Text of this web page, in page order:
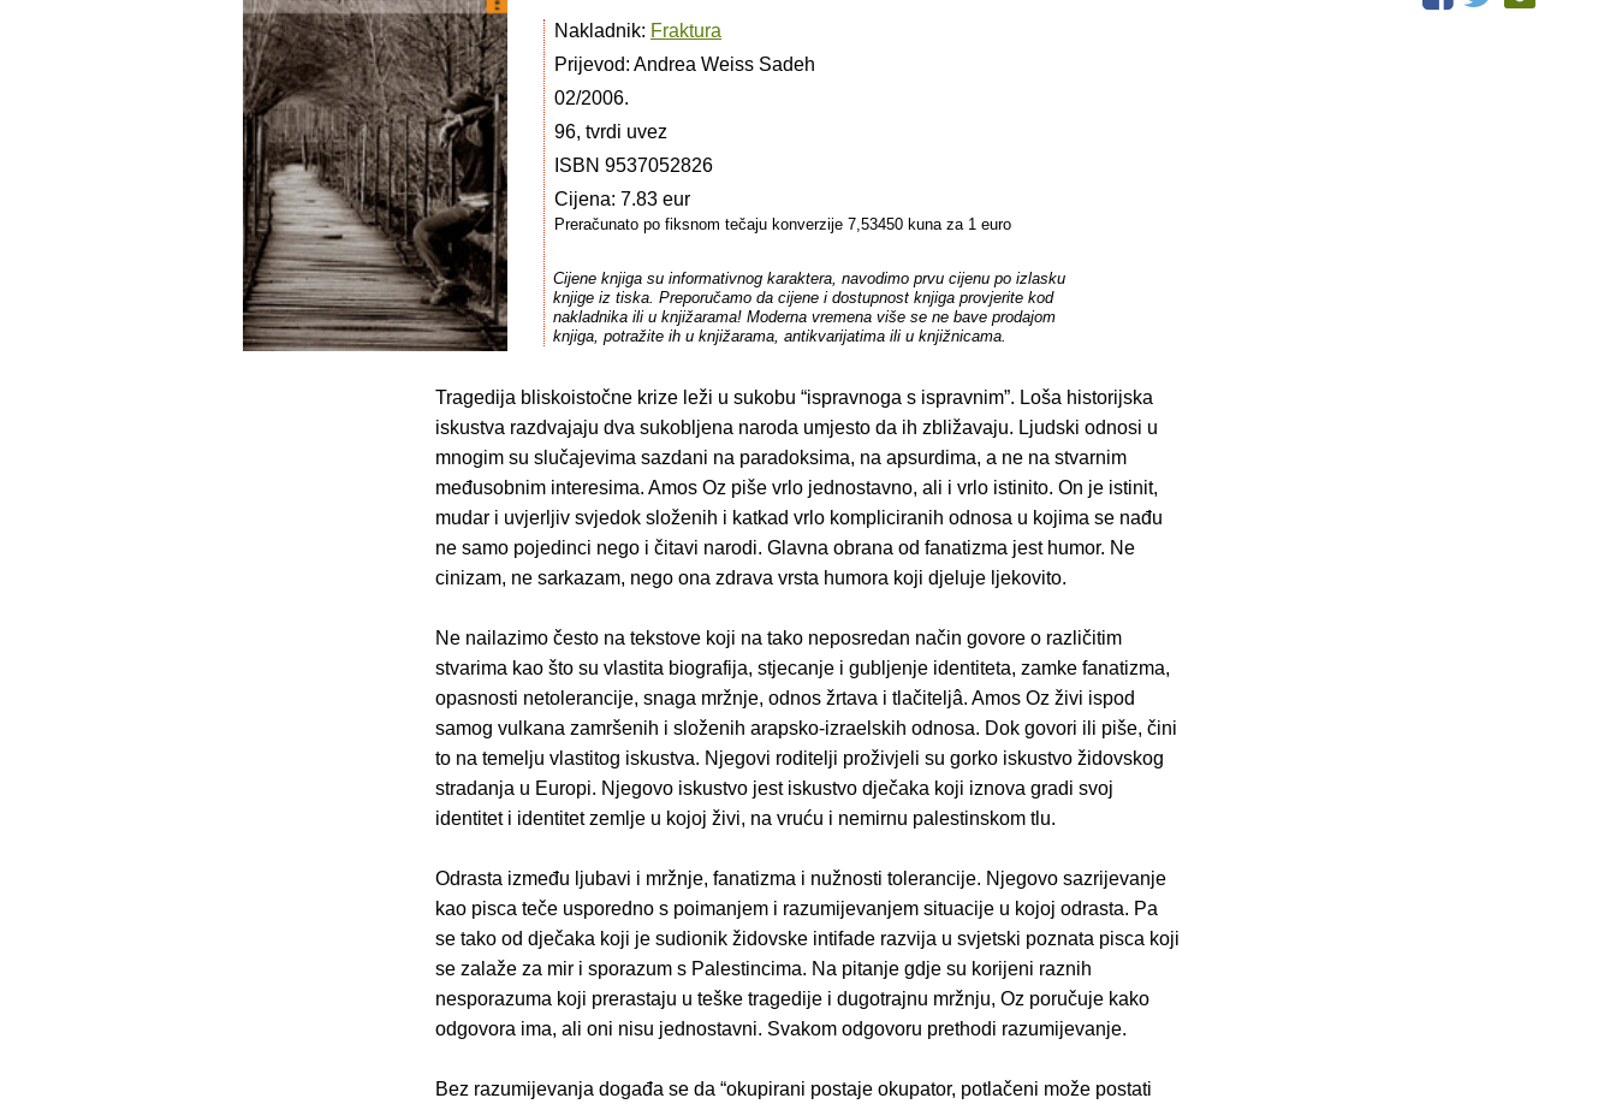
Nakladnik: Fraktura
Prijevod: Andrea Weiss Sadeh
02/2006.
96, tvrdi uvez
ISBN 9537052826
Cijena: 7.83 eur
Preračunato po fiksnom tečaju konverzije 7,53450 kuna za 1 euro
Cijene knjiga su informativnog karaktera, navodimo prvu cijenu po izlasku
knjige iz tiska. Preporučamo da cijene i dostupnost knjiga provjerite kod
nakladnika ili u knjižarama! Moderna vremena više se ne bave prodajom
knjiga, potražite ih u knjižarama, antikvarijatima ili u knjižnicama.
Tragedija bliskoistočne krize leži u sukobu “ispravnoga s ispravnim”. Loša historijska
iskustva razdvajaju dva sukobljena naroda umjesto da ih zbližavaju. Ljudski odnosi u
mnogim su slučajevima sazdani na paradoksima, na apsurdima, a ne na stvarnim
međusobnim interesima. Amos Oz piše vrlo jednostavno, ali i vrlo istinito. On je istinit,
mudar i uvjerljiv svjedok složenih i katkad vrlo kompliciranih odnosa u kojima se nađu
ne samo pojedinci nego i čitavi narodi. Glavna obrana od fanatizma jest humor. Ne
cinizam, ne sarkazam, nego ona zdrava vrsta humora koji djeluje ljekovito.
Ne nailazimo često na tekstove koji na tako neposredan način govore o različitim
stvarima kao što su vlastita biografija, stjecanje i gubljenje identiteta, zamke fanatizma,
opasnosti netolerancije, snaga mržnje, odnos žrtava i tlačiteljâ. Amos Oz živi ispod
samog vulkana zamršenih i složenih arapsko-izraelskih odnosa. Dok govori ili piše, čini
to na temelju vlastitog iskustva. Njegovi roditelji proživjeli su gorko iskustvo židovskog
stradanja u Europi. Njegovo iskustvo jest iskustvo dječaka koji iznova gradi svoj
identitet i identitet zemlje u kojoj živi, na vruću i nemirnu palestinskom tlu.
Odrasta između ljubavi i mržnje, fanatizma i nužnosti tolerancije. Njegovo sazrijevanje
kao pisca teče usporedno s poimanjem i razumijevanjem situacije u kojoj odrasta. Pa
se tako od dječaka koji je sudionik židovske intifade razvija u svjetski poznata pisca koji
se zalaže za mir i sporazum s Palestincima. Na pitanje gdje su korijeni raznih
nesporazuma koji prerastaju u teške tragedije i dugotrajnu mržnju, Oz poručuje kako
odgovora ima, ali oni nisu jednostavni. Svakom odgovoru prethodi razumijevanje.
Bez razumijevanja događa se da “okupirani postaje okupator, potlačeni može postati